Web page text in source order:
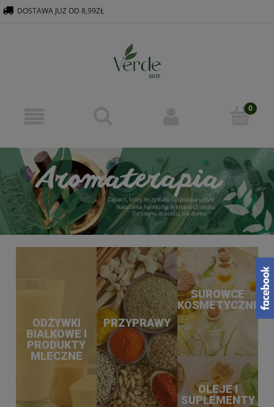
DOSTAWA JUZ OD 8,99ZŁ
ODŻYWKI
BIAŁKOWE I
PRODUKTY
MLECZNE
PRZYPRAWY
SUROWCE
KOSMETYCZNE
OLEJE I
SUPLEMENTY